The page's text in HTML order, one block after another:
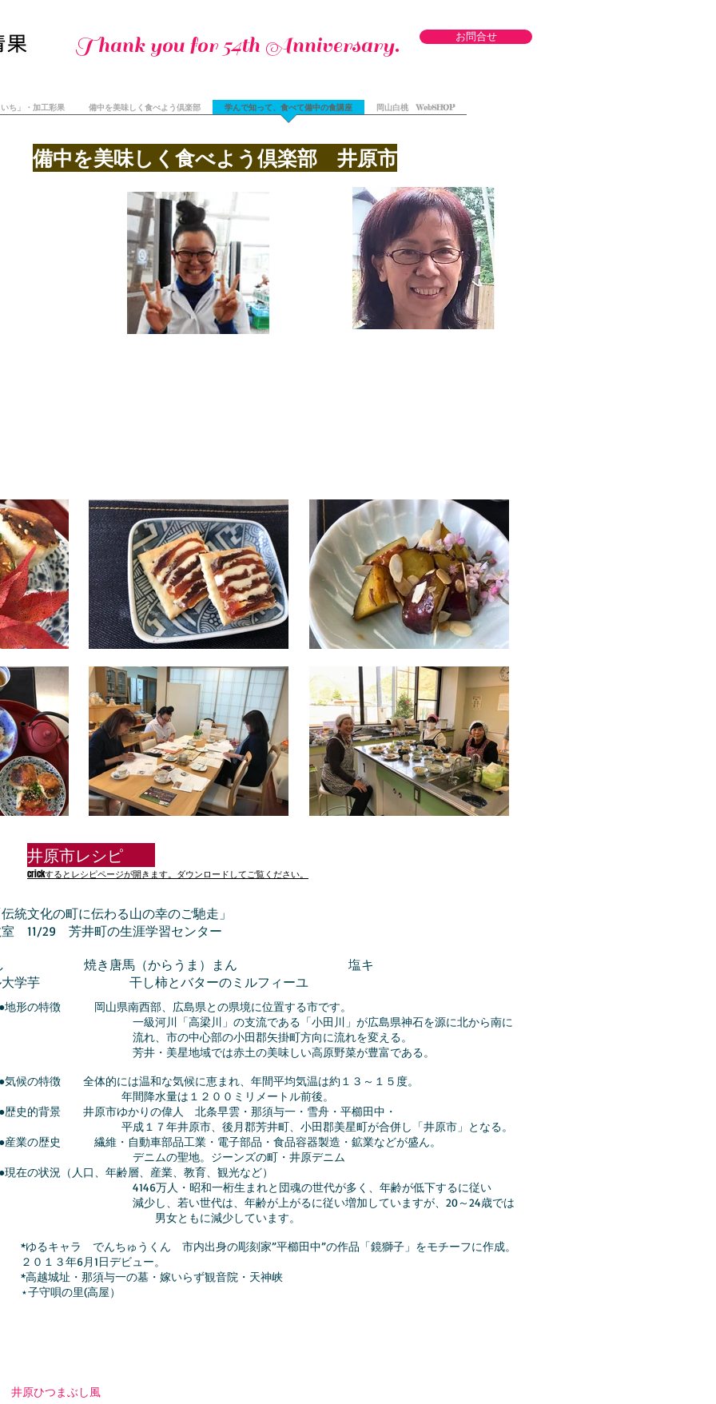
Thank you for 54th Anniversary. お問合せ
ち」・加工彩果 備中を美味しく食べよう倶楽部 学んで知って、食べて備中の食講座 岡山白桃 WebSHOP
備中を美味しく食べよう倶楽部 井原市
​井原市レシピ
crickするとレシピページが開きます。ダウンロードしてご覧ください。
統文化の町に伝わる山の幸のご馳走」
室 11/29 芳井町の生涯学習センター
し 焼き唐馬（からうま）まん 塩キ
大学芋 干し柿とバターのミルフィーユ
地形の特徴 岡山県南西部、広島県との県境に位置する市です。
級河川「高梁川」の支流である「小田川」が広島県神石を源に北から南に
れ、市の中心部の小田郡矢掛町方向に流れを変える。
井・美星地域では赤土の美味しい高原野菜が豊富である。
気候の特徴 全体的には温和な気候に恵まれ、年間平均気温は約１３～１５度。
間降水量は１２００ミリメートル前後。
歴史的背景 井原市ゆかりの偉人 北条早雲・那須与一・雪舟・平櫛田中・
成１７年井原市、後月郡芳井町、小田郡美星町が合併し「井原市」となる。
産業の歴史 繊維・自動車部品工業・電子部品・食品容器製造・鉱業などが盛ん。
ニムの聖地。ジーンズの町・井原デニム
現在の状況（人口、年齢層、産業、教育、観光など）
万人・昭和一桁生まれと団魂の世代が多く、年齢が低下するに従い
少し、若い世代は、年齢が上がるに従い増加していますが、20～24歳では
女ともに減少しています。
ゆるキャラ でんちゅうくん 市内出身の彫刻家”平櫛田中”の作品「鏡獅子」をモチーフに作成。
０１３年6月1日デビュー。
高越城址・那須与一の墓・嫁いらず観音院・天神峡
子守唄の里(高屋）
井原ひつまぶし風